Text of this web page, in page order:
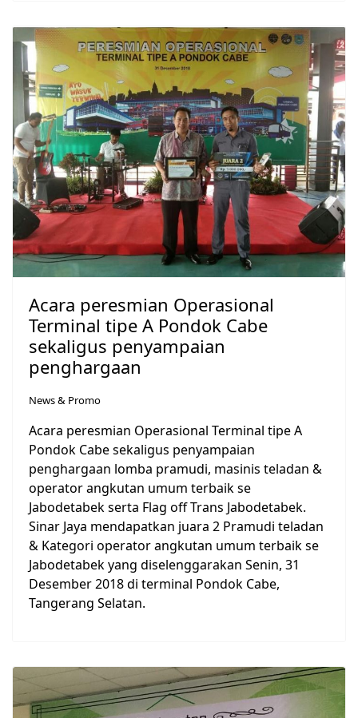
Acara peresmian Operasional
Terminal tipe A Pondok Cabe
sekaligus penyampaian
penghargaan
News & Promo
Acara peresmian Operasional Terminal tipe A
Pondok Cabe sekaligus penyampaian
penghargaan lomba pramudi, masinis teladan &
operator angkutan umum terbaik se
Jabodetabek serta Flag off Trans Jabodetabek.
Sinar Jaya mendapatkan juara 2 Pramudi teladan
& Kategori operator angkutan umum terbaik se
Jabodetabek yang diselenggarakan Senin, 31
Desember 2018 di terminal Pondok Cabe,
Tangerang Selatan.